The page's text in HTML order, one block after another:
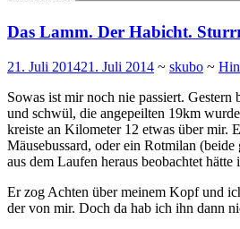
Das Lamm. Der Habicht.
21. Juli 201421. Juli 2014 ~ skubo ~
Sowas ist mir noch nie passiert. Gestern
und schwül, die angepeilten 19km
kreiste an Kilometer 12 etwas über mir.
Mäusebussard, oder ein Rotmilan (beide
aus dem Laufen heraus beobachtet
Er zog Achten über meinem Kopf und
der von mir. Doch da hab ich ihn dann